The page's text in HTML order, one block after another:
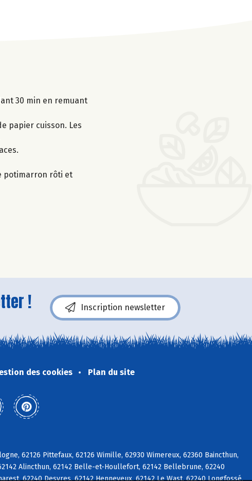
30 min en remuant
papier cuisson. Les
potimarron rôti et
! Inscription newsletter
des cookies Plan du site
62126 Pittefaux, 62126 Wimille, 62930 Wimereux, 62360 Baincthun,
Alincthun, 62142 Belle-et-Houllefort, 62142 Bellebrune, 62240
62240 Desvres, 62142 Henneveux, 62142 Le Wast, 62240 Longfossé,